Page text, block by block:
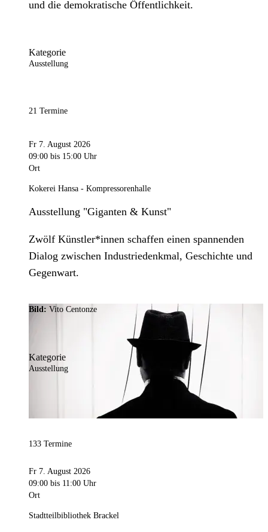
und die demokratische Öffentlichkeit.
Kategorie
Ausstellung
21 Termine
Fr 7. August 2026
09:00 bis 15:00 Uhr
Ort
Kokerei Hansa - Kompressorenhalle
Ausstellung "Giganten & Kunst"
Zwölf Künstler*innen schaffen einen spannenden
Dialog zwischen Industriedenkmal, Geschichte und
Gegenwart.
Bild: Vito Centonze
Kategorie
Ausstellung
133 Termine
Fr 7. August 2026
09:00 bis 11:00 Uhr
Ort
Stadtteilbibliothek Brackel